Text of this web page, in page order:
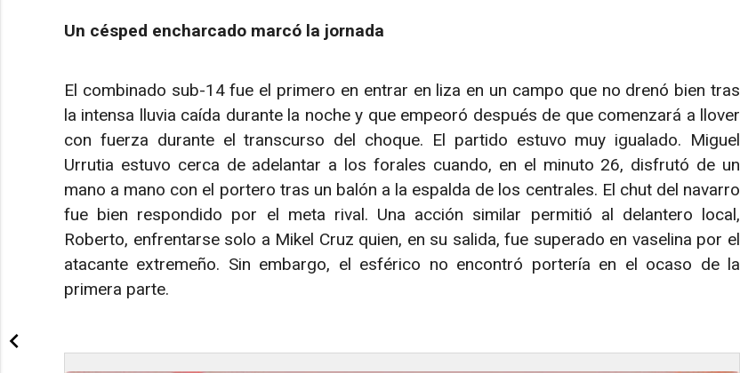
Un césped encharcado marcó la jornada
El combinado sub-14 fue el primero en entrar en liza en un campo que no drenó bien tras
la intensa lluvia caída durante la noche y que empeoró después de que comenzará a llover
con fuerza durante el transcurso del choque. El partido estuvo muy igualado. Miguel
Urrutia estuvo cerca de adelantar a los forales cuando, en el minuto 26, disfrutó de un
mano a mano con el portero tras un balón a la espalda de los centrales. El chut del navarro
fue bien respondido por el meta rival. Una acción similar permitió al delantero local,
Roberto, enfrentarse solo a Mikel Cruz quien, en su salida, fue superado en vaselina por el
atacante extremeño. Sin embargo, el esférico no encontró portería en el ocaso de la
primera parte.